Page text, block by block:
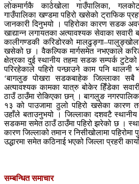
लोकमार्गकै काठेखोला गाउँपालिका,
गाउँपालिका खण्डमा पहिरो खसेको ट्राफिक
जानकारी दिनुभयो । पहिरोका कारण सडक
खाद्यान्न लगायतका अत्यावश्यक सेवाका सवारी
कालीगण्डकी करिडोरको
खसेको छ । वैकल्पिक मार्गसमेत नभएकाले
क्षेत्रका दुई स्थानीय तहमा सडक सम्पर्क
परिरहेकाले पहिरो पन्छाउने काम पनि
‘बागलुङ पोखरा सडकबाहेक जिल्लाका
अत्यावश्यक कामका यात्रु बोकेर हिँडेका
ठाउँ ठाउँमा रोकिएका छन् । बागलुङ
१३ को पाउजामा ठुलो पहिरो खसेका कारण
उहाँले बताउनुभयो । जिल्लाका दशवटै
सडकमा समेत ठाउँ ठाउँमा पहिरो झरेको छ ।
कारण जिल्लाको तमान र निसीखोलामा पहिरोमा
उद्धारमा समेत कठिनाई भएको जिल्ला प्रहरी
सम्बन्धित समाचार